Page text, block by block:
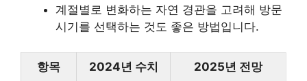
계절별로 변화하는 자연 경관을 고려해 방문
시기를 선택하는 것도 좋은 방법입니다.
항목 2024년 수치 2025년 전망